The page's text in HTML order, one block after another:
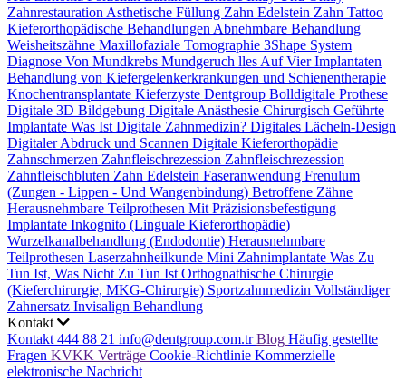
Zahnrestauration Asthetische Füllung Zahn Edelstein Zahn Tattoo
Kieferorthopädische Behandlungen Abnehmbare Behandlung
Weisheitszähne Maxillofaziale Tomographie 3Shape System
Diagnose Von Mundkrebs Mundgeruch lles Auf Vier Implantaten
Behandlung von Kiefergelenkerkrankungen und Schienentherapie
Knochentransplantate Kieferzyste Dentgroup Bolldigitale Prothese
Digitale 3D Bildgebung Digitale Anästhesie Chirurgisch Geführte
Implantate Was Ist Digitale Zahnmedizin? Digitales Lächeln-Design
Digitaler Abdruck und Scannen Digitale Kieferorthopädie
Zahnschmerzen Zahnfleischrezession Zahnfleischrezession
Zahnfleischbluten Zahn Edelstein Faseranwendung Frenulum
(Zungen - Lippen - Und Wangenbindung) Betroffene Zähne
Herausnehmbare Teilprothesen Mit Präzisionsbefestigung
Implantate Inkognito (Linguale Kieferorthopädie)
Wurzelkanalbehandlung (Endodontie) Herausnehmbare
Teilprothesen Laserzahnheilkunde Mini Zahnimplantate Was Zu
Tun Ist, Was Nicht Zu Tun Ist Orthognathische Chirurgie
(Kieferchirurgie, MKG-Chirurgie) Sportzahnmedizin Vollständiger
Zahnersatz Invisalign Behandlung
Kontakt
Kontakt 444 88 21 info@dentgroup.com.tr Blog Häufig gestellte
Fragen KVKK Verträge Cookie-Richtlinie Kommerzielle
elektronische Nachricht